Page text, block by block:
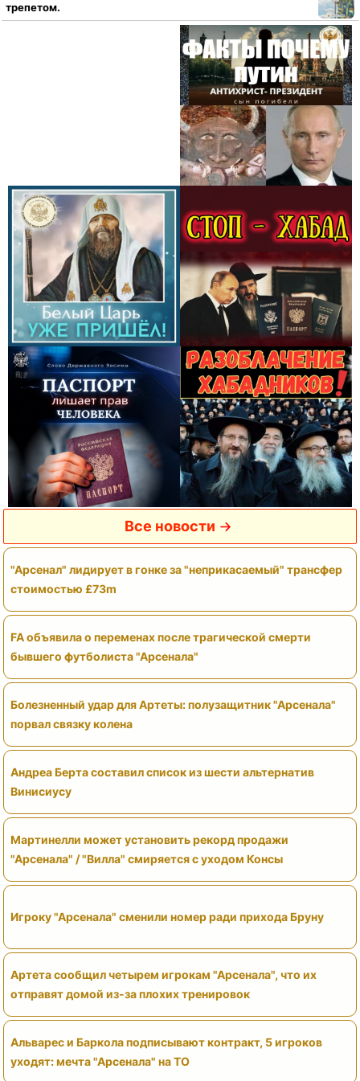
трепетом.
Все новости
"Арсенал" лидирует в гонке за "неприкасаемый" трансфер
стоимостью £73m
FA объявила о переменах после трагической смерти
бывшего футболиста "Арсенала"
Болезненный удар для Артеты: полузащитник "Арсенала"
порвал связку колена
Андреа Берта составил список из шести альтернатив
Винисиусу
Мартинелли может установить рекорд продажи
"Арсенала" / "Вилла" смиряется с уходом Консы
Игроку "Арсенала" сменили номер ради прихода Бруну
Артета сообщил четырем игрокам "Арсенала", что их
отправят домой из-за плохих тренировок
Альварес и Баркола подписывают контракт, 5 игроков
уходят: мечта "Арсенала" на ТО